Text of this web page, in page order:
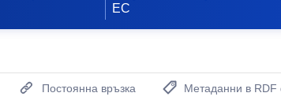
ЕС
Постоянна връзка
Метаданни в